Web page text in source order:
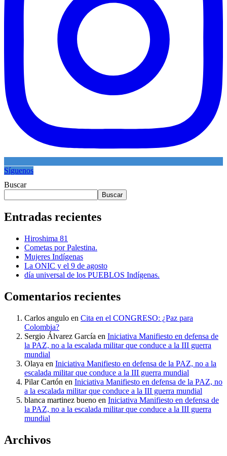
Síguenos
Buscar
Buscar
Entradas recientes
Hiroshima 81
Cometas por Palestina.
Mujeres Indígenas
La ONIC y el 9 de agosto
día universal de los PUEBLOS Indígenas.
Comentarios recientes
Carlos angulo en Cita en el CONGRESO: ¿Paz para
Colombia?
Sergio Álvarez García en Iniciativa Manifiesto en defensa de
la PAZ, no a la escalada militar que conduce a la III guerra
mundial
Olaya en Iniciativa Manifiesto en defensa de la PAZ, no a la
escalada militar que conduce a la III guerra mundial
Pilar Cartón en Iniciativa Manifiesto en defensa de la PAZ, no
a la escalada militar que conduce a la III guerra mundial
blanca martinez bueno en Iniciativa Manifiesto en defensa de
la PAZ, no a la escalada militar que conduce a la III guerra
mundial
Archivos